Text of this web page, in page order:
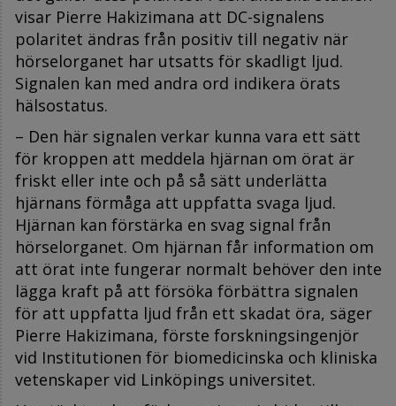
visar Pierre Hakizimana att DC-signalens
polaritet ändras från positiv till negativ när
hörselorganet har utsatts för skadligt ljud.
Signalen kan med andra ord indikera örats
hälsostatus.
– Den här signalen verkar kunna vara ett sätt
för kroppen att meddela hjärnan om örat är
friskt eller inte och på så sätt underlätta
hjärnans förmåga att uppfatta svaga ljud.
Hjärnan kan förstärka en svag signal från
hörselorganet. Om hjärnan får information om
att örat inte fungerar normalt behöver den inte
lägga kraft på att försöka förbättra signalen
för att uppfatta ljud från ett skadat öra, säger
Pierre Hakizimana, förste forskningsingenjör
vid Institutionen för biomedicinska och kliniska
vetenskaper vid Linköpings universitet.